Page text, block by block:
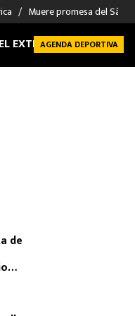
Muere promesa del São
EXTRANJERO FUTBOL
AGENDA DEPORTIVA
de